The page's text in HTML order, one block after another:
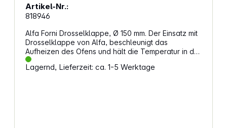
Artikel-Nr.:
818946
Alfa Forni Drosselklappe, Ø 150 mm. Der Einsatz mit
Drosselklappe von Alfa, beschleunigt das
Aufheizen des Ofens und hält die Temperatur in der
Brennkammer konstant. Mit diesem einfachen, aber
praktischen Zubehör lässt sich der Luftstrom in der
Lagernd, Lieferzeit: ca. 1-5 Werktage